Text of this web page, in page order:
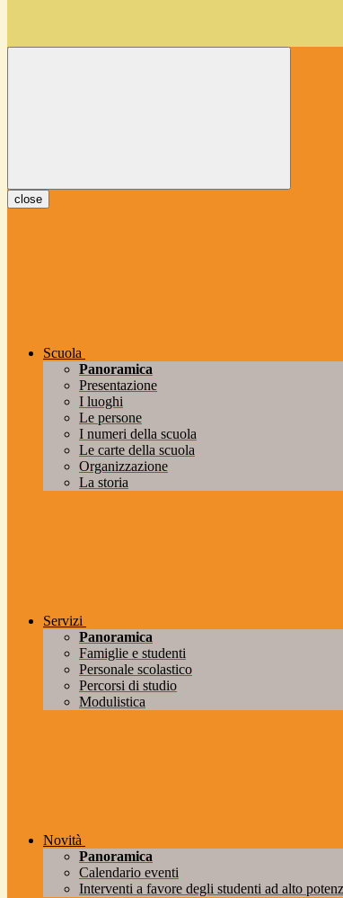
close
Scuola
Panoramica
Presentazione
I luoghi
Le persone
I numeri della scuola
Le carte della scuola
Organizzazione
La storia
Servizi
Panoramica
Famiglie e studenti
Personale scolastico
Percorsi di studio
Modulistica
Novità
Panoramica
Calendario eventi
Interventi a favore degli studenti ad alto